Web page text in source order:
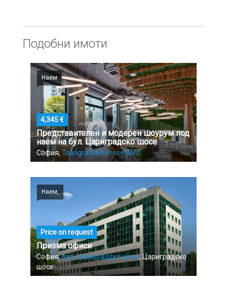
Подобни имоти
Наем
4,345 €
Представителен и модерен шоурум под
наем на бул. Цариградско шосе
София, Tsarigradsko shose Blvd.
Наем,
Price on request
Призма офиси
София,бул. Цариградско шосе, Цариградско
шосе